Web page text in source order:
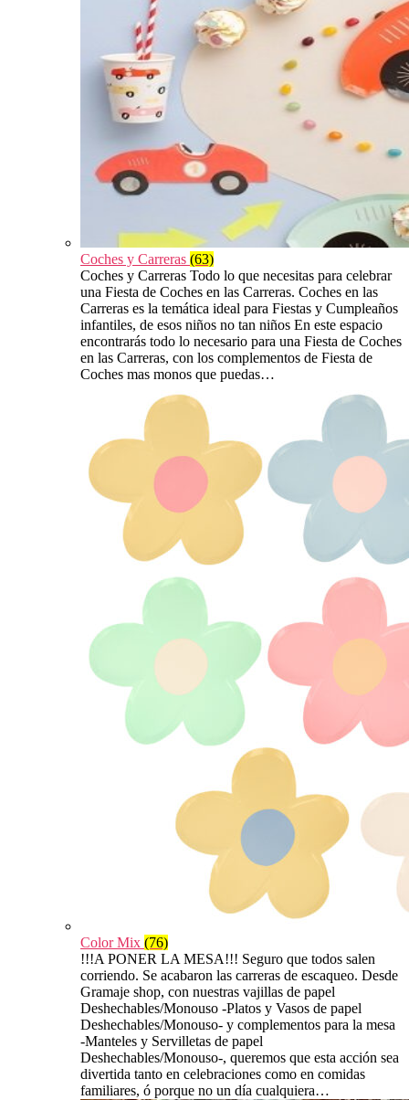
Coches y Carreras (63)
Coches y Carreras Todo lo que necesitas para celebrar
una Fiesta de Coches en las Carreras. Coches en las
Carreras es la temática ideal para Fiestas y Cumpleaños
infantiles, de esos niños no tan niños En este espacio
encontrarás todo lo necesario para una Fiesta de Coches
en las Carreras, con los complementos de Fiesta de
Coches mas monos que puedas…
Color Mix (76)
!!!A PONER LA MESA!!! Seguro que todos salen
corriendo. Se acabaron las carreras de escaqueo. Desde
Gramaje shop, con nuestras vajillas de papel
Deshechables/Monouso -Platos y Vasos de papel
Deshechables/Monouso- y complementos para la mesa
-Manteles y Servilletas de papel
Deshechables/Monouso-, queremos que esta acción sea
divertida tanto en celebraciones como en comidas
familiares, ó porque no un día cualquiera…